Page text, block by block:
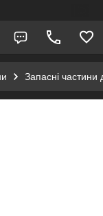
Запасні частини